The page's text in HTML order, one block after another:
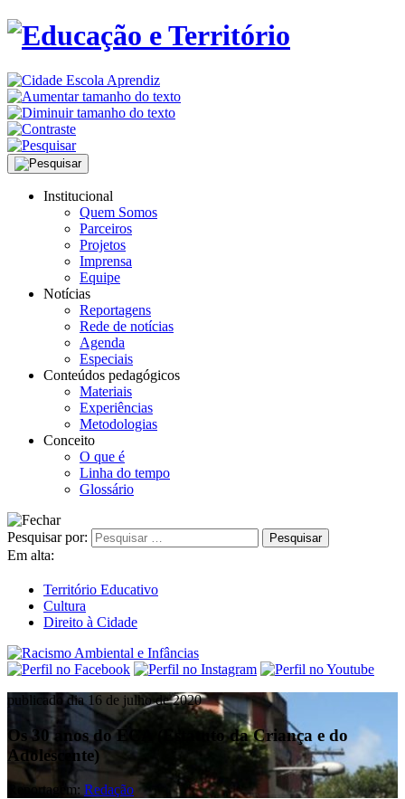
Institucional
Quem Somos
Parceiros
Projetos
Imprensa
Equipe
Notícias
Reportagens
Rede de notícias
Agenda
Especiais
Conteúdos pedagógicos
Materiais
Experiências
Metodologias
Conceito
O que é
Linha do tempo
Glossário
Pesquisar por:
Em alta:
Território Educativo
Cultura
Direito à Cidade
publicado dia 16 de julho de 2020
Os 30 anos do ECA (Estatuto da Criança e do
Adolescente)
Reportagem: Redação